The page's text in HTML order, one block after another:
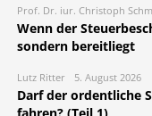
Prof. Dr. iur. Christoph
Wenn der
sondern bereitliegt
Lutz Ritter 5. August 2026
Darf der ordentliche